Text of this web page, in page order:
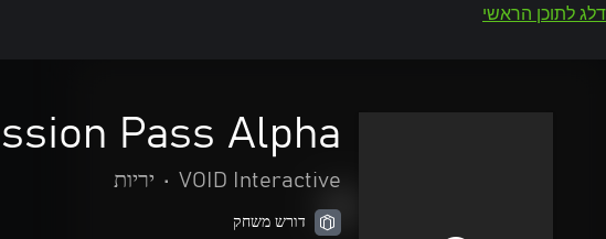
דלג לתוכן הראשי
Pass Alpha
VOID Interactive
• יריות
דורש משחק